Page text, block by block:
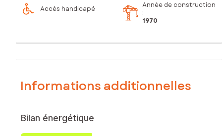
Accès handicapé
Année de construction
:
1970
Informations additionnelles
Bilan énergétique